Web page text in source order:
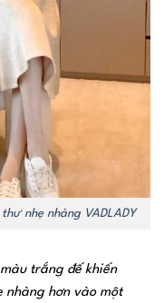
nhẹ nhàng VADLADY
trắng đế khiến
nhàng hơn vào một